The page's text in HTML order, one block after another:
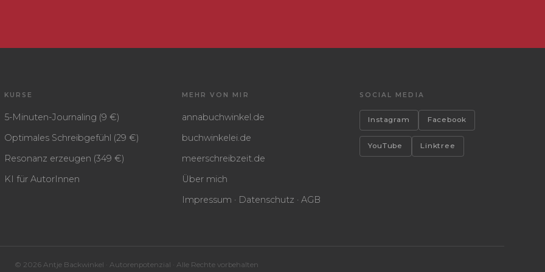
KURSE
5-Minuten-Journaling (9 €)
Optimales Schreibgefühl (29 €)
Resonanz erzeugen (349 €)
KI für AutorInnen
MEHR VON MIR
annabuchwinkel.de
buchwinkelei.de
meerschreibzeit.de
Über mich
Impressum · Datenschutz · AGB
SOCIAL MEDIA
Instagram Facebook
YouTube Linktree
© 2026 Antje Backwinkel · Autorenpotenzial · Alle Rechte vorbehalten